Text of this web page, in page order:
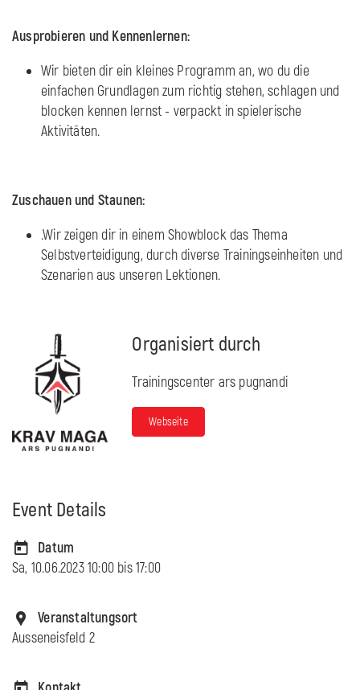
Ausprobieren und Kennenlernen:
Wir bieten dir ein kleines Programm an, wo du die
einfachen Grundlagen zum richtig stehen, schlagen und
blocken kennen lernst - verpackt in spielerische
Aktivitäten.
Zuschauen und Staunen:
.Wir zeigen dir in einem Showblock das Thema
Selbstverteidigung, durch diverse Trainingseinheiten und
Szenarien aus unseren Lektionen.
Organisiert durch
Trainingscenter ars pugnandi
Webseite
Event Details
Datum
Sa, 10.06.2023 10:00 bis17:00
Veranstaltungsort
Ausseneisfeld 2